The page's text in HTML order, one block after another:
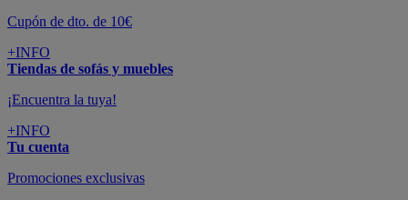
Cupón de dto. de 10€
+INFO
Tiendas de sofás y muebles
¡Encuentra la tuya!
+INFO
Tu cuenta
Promociones exclusivas